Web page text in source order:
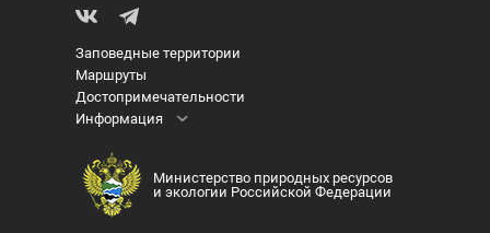
Заповедные территории
Маршруты
Достопримечательности
Информация
Министерство природных ресурсов
и экологии Российской Федерации